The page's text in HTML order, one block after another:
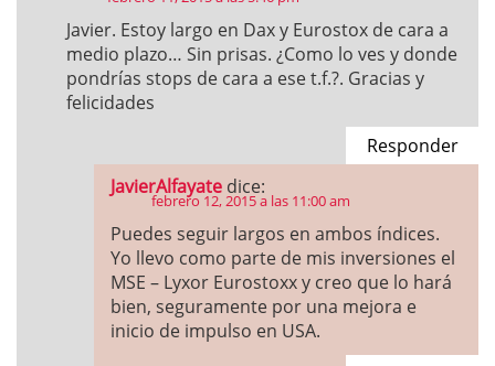
Javier. Estoy largo en Dax y Eurostox de cara a
medio plazo… Sin prisas. ¿Como lo ves y donde
pondrías stops de cara a ese t.f.?. Gracias y
felicidades
Responder
JavierAlfayate dice:
febrero 12, 2015 a las 11:00 am
Puedes seguir largos en ambos índices.
Yo llevo como parte de mis inversiones el
MSE – Lyxor Eurostoxx y creo que lo hará
bien, seguramente por una mejora e
inicio de impulso en USA.